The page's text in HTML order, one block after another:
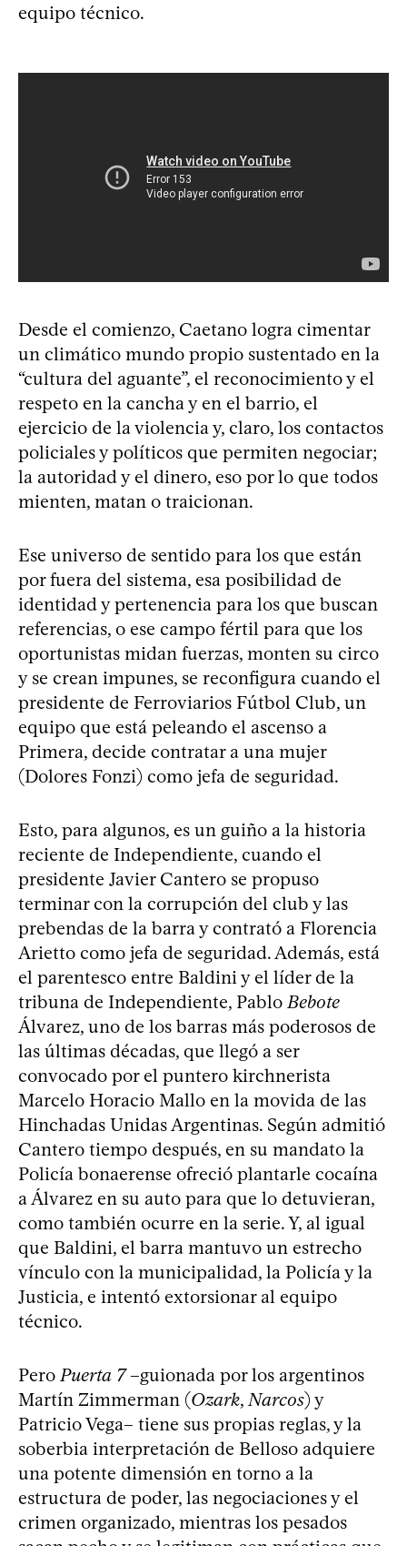
equipo técnico.
Desde el comienzo, Caetano logra cimentar
un climático mundo propio sustentado en la
“cultura del aguante”, el reconocimiento y el
respeto en la cancha y en el barrio, el
ejercicio de la violencia y, claro, los contactos
policiales y políticos que permiten negociar;
la autoridad y el dinero, eso por lo que todos
mienten, matan o traicionan.
Ese universo de sentido para los que están
por fuera del sistema, esa posibilidad de
identidad y pertenencia para los que buscan
referencias, o ese campo fértil para que los
oportunistas midan fuerzas, monten su circo
y se crean impunes, se reconfigura cuando el
presidente de Ferroviarios Fútbol Club, un
equipo que está peleando el ascenso a
Primera, decide contratar a una mujer
(Dolores Fonzi) como jefa de seguridad.
Esto, para algunos, es un guiño a la historia
reciente de Independiente, cuando el
presidente Javier Cantero se propuso
terminar con la corrupción del club y las
prebendas de la barra y contrató a Florencia
Arietto como jefa de seguridad. Además, está
el parentesco entre Baldini y el líder de la
tribuna de Independiente, PabloBebote
Álvarez, uno de los barras más poderosos de
las últimas décadas, que llegó a ser
convocado por el puntero kirchnerista
Marcelo Horacio Mallo en la movida de las
Hinchadas Unidas Argentinas. Según admitió
Cantero tiempo después, en su mandato la
Policía bonaerense ofreció plantarle cocaína
a Álvarez en su auto para que lo detuvieran,
como también ocurre en la serie. Y, al igual
que Baldini, el barra mantuvo un estrecho
vínculo con la municipalidad, la Policía y la
Justicia, e intentó extorsionar al equipo
técnico.
PeroPuerta 7–guionada por los argentinos
Martín Zimmerman (Ozark,Narcos) y
Patricio Vega– tiene sus propias reglas, y la
soberbia interpretación de Belloso adquiere
una potente dimensión en torno a la
estructura de poder, las negociaciones y el
crimen organizado, mientras los pesados